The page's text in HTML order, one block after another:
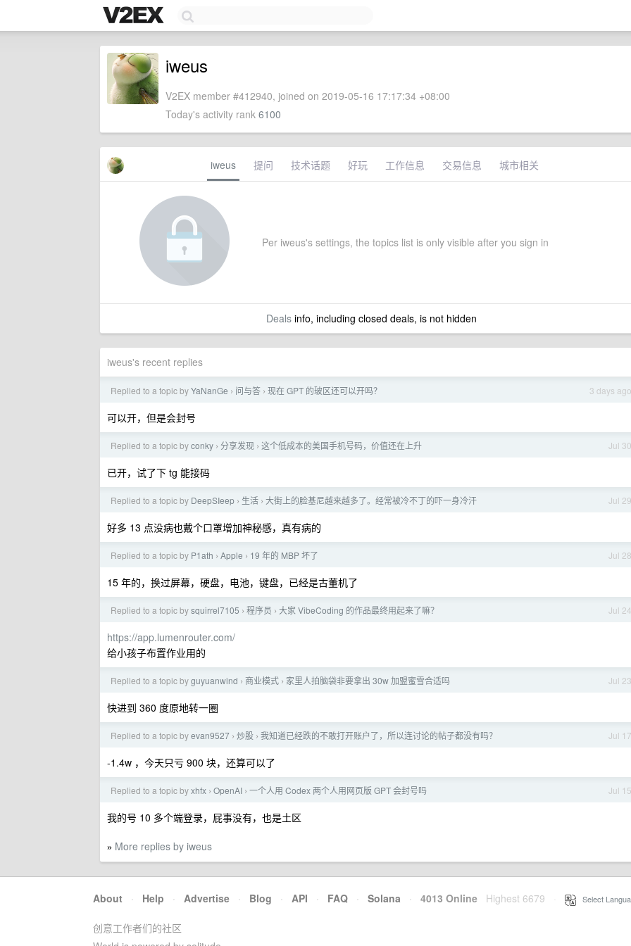
iweus
V2EX member #412940, joined on 2019-05-16 17:17:34 +08:00
Today's activity rank 6100
iweus 提问 技术话题 好玩 工作信息 交易信息 城市相关
Per iweus's settings, the topics list is only visible after you sign in
Dealsinfo, including closed deals, is not hidden
iweus's recent replies
3 days ago
Replied to a topic byYaNanGe › 问与答 › 现在 GPT 的玻区还可以开吗？
可以开，但是会封号
Jul 30
Replied to a topic byconky › 分享发现 › 这个低成本的美国手机号码，价值还在上升
已开，试了下 tg 能接码
Jul 29
Replied to a topic by DeepSIeep › 生活 › 大街上的脸基尼越来越多了。经常被冷不丁的吓一身冷汗
好多 13 点没病也戴个口罩增加神秘感，真有病的
Jul 28
Replied to a topic by P1ath › Apple › 19 年的 MBP 坏了
15 年的，换过屏幕，硬盘，电池，键盘，已经是古董机了
Jul 24
Replied to a topic bysquirrel7105 › 程序员 › 大家 VibeCoding 的作品最终用起来了嘛？
https://app.lumenrouter.com/
给小孩子布置作业用的
Jul 23
Replied to a topic byguyuanwind › 商业模式 › 家里人拍脑袋非要拿出 30w 加盟蜜雪合适吗
快进到 360 度原地转一圈
Jul 17
Replied to a topic byevan9527 › 炒股 › 我知道已经跌的不敢打开账户了，所以连讨论的帖子都没有吗？
-1.4w ，今天只亏 900 块，还算可以了
Jul 15
Replied to a topic byxhfx › OpenAI › 一个人用 Codex 两个人用网页版 GPT 会封号吗
我的号 10 多个端登录，屁事没有，也是土区
» More replies by iweus
About · Help · Advertise · Blog · API · FAQ · Solana · 4013 Online Highest 6679 Select
创意工作者们的社区